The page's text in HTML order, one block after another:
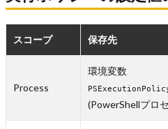
スコープ 保存先
Process
環境変数
(PowerShellプロ